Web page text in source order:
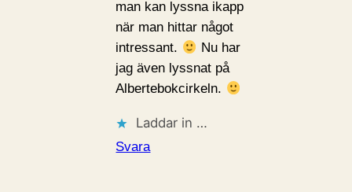
man kan lyssna ikapp
när man hittar något
intressant.
Nu har
jag även lyssnat på
Albertebokcirkeln.
Laddar in …
Svara